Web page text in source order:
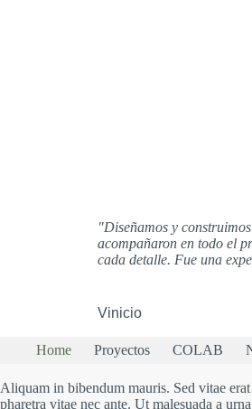
"Diseñamos y
acompañaron en todo el
cada detalle. Fue una
Vinicio
Home Proyectos COLAB
Aliquam in bibendum mauris. Sed vitae
pharetra vitae nec ante. Ut malesuada a